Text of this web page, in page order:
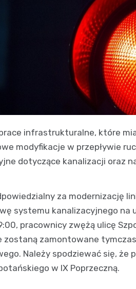
infrastrukturalne, które
modyfikacje w przepływie
dotyczące kanalizacji oraz
za modernizację
systemu kanalizacyjnego na
pracownicy zwężą ulicę
zostaną zamontowane
Należy spodziewać się, że
w IX Poprzeczną.